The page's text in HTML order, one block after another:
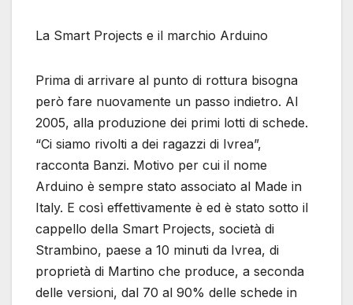
La Smart Projects e il marchio Arduino
Prima di arrivare al punto di rottura bisogna
però fare nuovamente un passo indietro. Al
2005, alla produzione dei primi lotti di schede.
“Ci siamo rivolti a dei ragazzi di Ivrea”,
racconta Banzi. Motivo per cui il nome
Arduino è sempre stato associato al Made in
Italy. E così effettivamente è ed è stato sotto il
cappello della Smart Projects, società di
Strambino, paese a 10 minuti da Ivrea, di
proprietà di Martino che produce, a seconda
delle versioni, dal 70 al 90% delle schede in